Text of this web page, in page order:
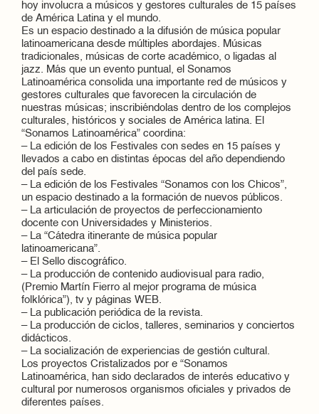
hoy involucra a músicos y gestores culturales de 15 países
de América Latina y el mundo.
Es un espacio destinado a la difusión de música popular
latinoamericana desde múltiples abordajes. Músicas
tradicionales, músicas de corte académico, o ligadas al
jazz. Más que un evento puntual, el Sonamos
Latinoamérica consolida una importante red de músicos y
gestores culturales que favorecen la circulación de
nuestras músicas; inscribiéndolas dentro de los complejos
culturales, históricos y sociales de América latina. El
“Sonamos Latinoamérica” coordina:
– La edición de los Festivales con sedes en 15 países y
llevados a cabo en distintas épocas del año dependiendo
del país sede.
– La edición de los Festivales “Sonamos con los Chicos”,
un espacio destinado a la formación de nuevos públicos.
– La articulación de proyectos de perfeccionamiento
docente con Universidades y Ministerios.
– La “Cátedra itinerante de música popular
latinoamericana”.
– El Sello discográfico.
– La producción de contenido audiovisual para radio,
(Premio Martín Fierro al mejor programa de música
folklórica”), tv y páginas WEB.
– La publicación periódica de la revista.
– La producción de ciclos, talleres, seminarios y conciertos
didácticos.
– La socialización de experiencias de gestión cultural.
Los proyectos Cristalizados por e “Sonamos
Latinoamérica, han sido declarados de interés educativo y
cultural por numerosos organismos oficiales y privados de
diferentes países.